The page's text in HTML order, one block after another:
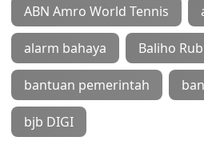
ABN Amro World Tennis
alarm bahaya Baliho
bantuan pemerintah
bjb DIGI